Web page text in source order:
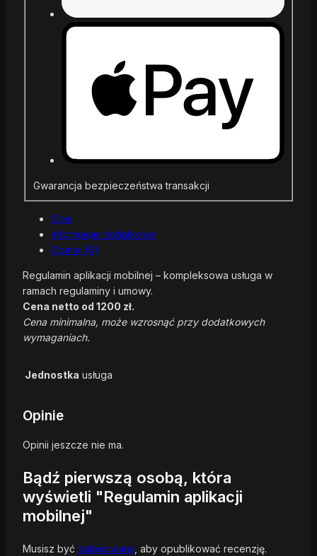
Gwarancja bezpieczeństwa transakcji
Opis
Informacje dodatkowe
Opinie (0)
Regulamin aplikacji mobilnej – kompleksowa usługa w
ramach regulaminy i umowy.
Cena netto od 1200 zł.
Cena minimalna, może wzrosnąć przy dodatkowych
wymaganiach.
Jednostka usługa
Opinie
Opinii jeszcze nie ma.
Bądź pierwszą osobą, która
wyświetli "Regulamin aplikacji
mobilnej"
Musisz być zalogowany, aby opublikować recenzję.